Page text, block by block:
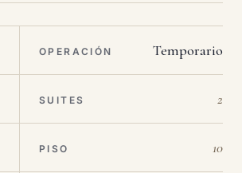
OPERACIÓN Temporario
SUITES 2
PISO 10